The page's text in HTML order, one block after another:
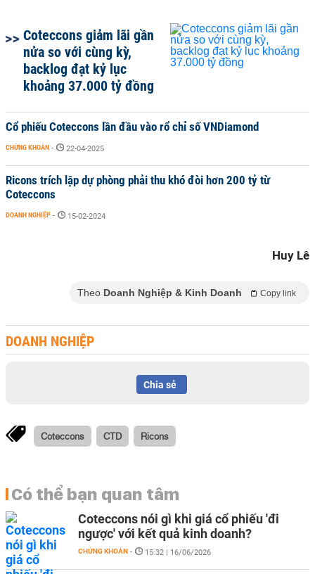
Coteccons giảm lãi gần
nửa so với cùng kỳ,
backlog đạt kỷ lục
khoảng 37.000 tỷ đồng
Cổ phiếu Coteccons lần đầu vào rổ chỉ số VNDiamond
CHỨNG KHOÁN - 22-04-2025
Ricons trích lập dự phòng phải thu khó đòi hơn 200 tỷ từ
Coteccons
DOANH NGHIỆP - 15-02-2024
Huy Lê
Theo Doanh Nghiệp & Kinh Doanh Copy link
DOANH NGHIỆP
Chia sẻ
Coteccons CTD Ricons
Có thể bạn quan tâm
Coteccons nói gì khi giá cổ phiếu 'đi
ngược' với kết quả kinh doanh?
CHỨNG KHOÁN - 15:32 | 16/06/2026